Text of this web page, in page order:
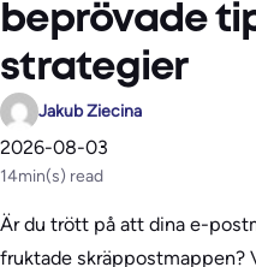
beprövade
strategier
Jakub Ziecina
2026-08-03
14min(s) read
Är du trött på att dina e-
fruktade skräppostmappen?